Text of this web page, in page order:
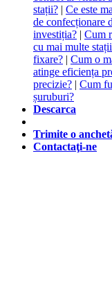
stații? | Ce este
de confecționare
investiția? | Cum
cu mai multe
fixare? | Cum o
atinge eficiența
precizie? | Cum
șuruburi?
Descarca
Trimite o
Contactaţi-ne